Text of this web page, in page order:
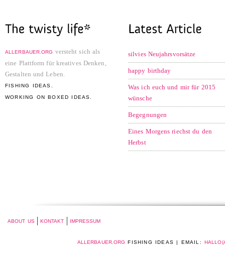
ALLERBAUER.ORG versteht sich als
eine Plattform für kreatives Denken,
Gestalten und Leben.
FISHING IDEAS.
WORKING ON BOXED IDEAS.
silvies Neujahrsvorsätze
happy birthday
Was ich euch und mir für 2015
wünsche
Begegnungen
Eines Morgens riechst du den
Herbst
ABOUT US KONTAKT IMPRESSUM
ALLERBAUER.ORG FISHING IDEAS | EMAIL: